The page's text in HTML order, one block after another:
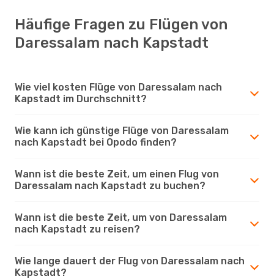
Häufige Fragen zu Flügen von
Daressalam nach Kapstadt
Wie viel kosten Flüge von Daressalam nach
Kapstadt im Durchschnitt?
Wie kann ich günstige Flüge von Daressalam
nach Kapstadt bei Opodo finden?
Wann ist die beste Zeit, um einen Flug von
Daressalam nach Kapstadt zu buchen?
Wann ist die beste Zeit, um von Daressalam
nach Kapstadt zu reisen?
Wie lange dauert der Flug von Daressalam nach
Kapstadt?